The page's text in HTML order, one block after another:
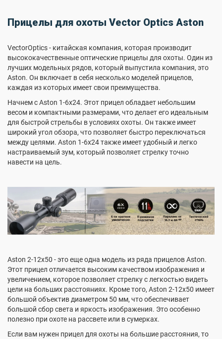
Прицелы для охоты Vector Optics Aston
VectorOptics - китайская компания, которая производит
высококачественные оптические прицелы для охоты. Один из
лучших модельных рядов, который выпустила компания, это
Aston. Он включает в себя несколько моделей прицелов,
каждая из которых имеет свои преимущества.
Начнем с Aston 1-6x24. Этот прицел обладает небольшим
весом и компактными размерами, что делает его идеальным
для быстрой стрельбы в условиях охоты. Он также имеет
широкий угол обзора, что позволяет быстро переключаться
между целями. Aston 1-6x24 также имеет удобный и легко
настраиваемый зум, который позволяет стрелку точно
навести на цель.
Aston 2-12x50 - это еще одна модель из ряда прицелов Aston.
Этот прицел отличается высоким качеством изображения и
увеличением, которое позволяет стрелку с легкостью видеть
цели на больших расстояниях. Кроме того, Aston 2-12x50 имеет
большой объектив диаметром 50 мм, что обеспечивает
большой сбор света и яркость изображения. Это особенно
полезно при охоте на рассвете или в сумерках.
Если вам нужен прицел для охоты на большие расстояния, то